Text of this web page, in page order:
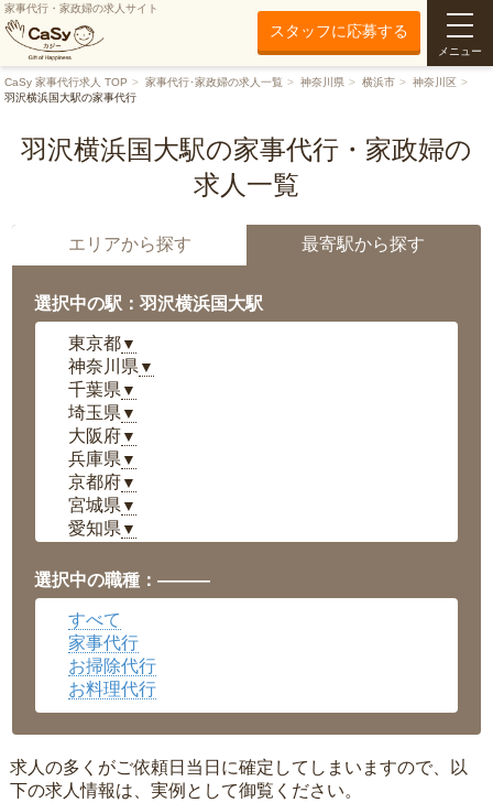
家事代行・家政婦の求人サイト
スタッフに応募する
メニュー
CaSy 家事代行求人 TOP 家事代行･家政婦の求人一覧 神奈川県 横浜市
神奈川区
羽沢横浜国大駅の家事代行
羽沢横浜国大駅の家事代行・家政婦の
求人一覧
エリアから探す 最寄駅から探す
選択中の駅：羽沢横浜国大駅
東京都▼
神奈川県 ▼
千葉県 ▼
埼玉県 ▼
大阪府▼
兵庫県 ▼
京都府▼
宮城県 ▼
愛知県 ▼
岡山県▼
広島県▼
沖縄県
選択中の職種：———
すべて
家事代行
お掃除代行
お料理代行
求人の多くがご依頼日当日に確定してしまいますので、以
下の求人情報は、実例として御覧ください。